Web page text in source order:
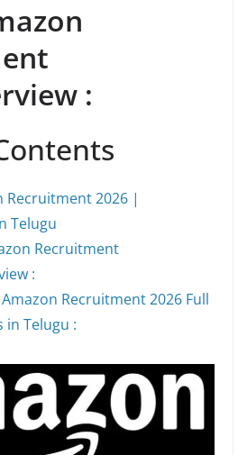
:
Recruitment 2026 |
Telugu
Recruitment
:
Recruitment 2026 Full
in Telugu :